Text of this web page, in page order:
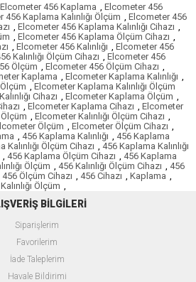
Elcometer 456 Kaplama
Elcometer 456
456 Kaplama Kalınlığı Ölçüm
Elcometer 456
Elcometer 456 Kaplama Kalınlığı Cihazı
Elcometer 456 Kaplama Ölçüm Cihazı
Elcometer 456 Kalınlığı
Elcometer 456
Kalınlığı Ölçüm Cihazı
Elcometer 456
Ölçüm Elcometer 456 Ölçüm Cihazı
Kaplama Elcometer Kaplama Kalınlığı
Elcometer Kaplama Kalınlığı Ölçüm
Cihazı Elcometer Kaplama Ölçüm
Elcometer Kaplama Cihazı
Elcometer
Ölçüm Elcometer Kalınlığı Ölçüm Cihazı
Ölçüm Elcometer Ölçüm Cihazı
456 Kaplama Kalınlığı
456 Kaplama
Kalınlığı Ölçüm Cihazı
456 Kaplama Kalınlığı
456 Kaplama Ölçüm Cihazı
456 Kaplama
Ölçüm 456 Kalınlığı Ölçüm Cihazı
456
456 Ölçüm Cihazı 456 Cihazı Kaplama
Ölçüm
BİLGİLERİ
Siparişlerim
Favorilerim
İade Taleplerim
Havale Bildirimi